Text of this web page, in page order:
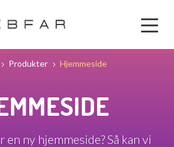
5 Produkter 5 Hjemmeside
ny hjemmeside? Så kan vi